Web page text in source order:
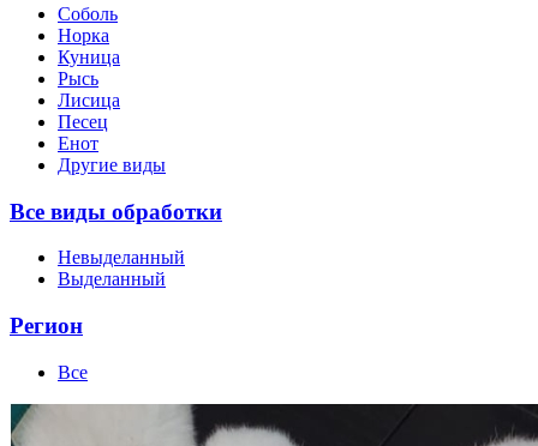
Соболь
Норка
Куница
Рысь
Лисица
Песец
Енот
Другие виды
Все виды обработки
Невыделанный
Выделанный
Регион
Все